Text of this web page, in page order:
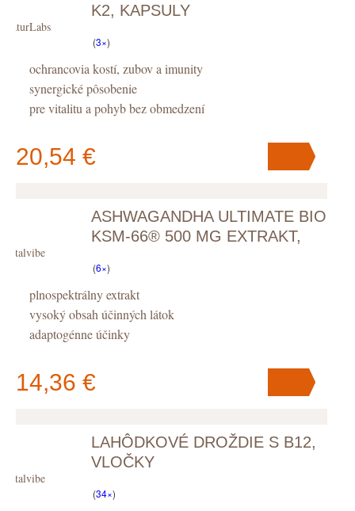
K2, KAPSULY
NaturLabs
(3×)
ochrancovia kostí, zubov a imunity
synergické pôsobenie
pre vitalitu a pohyb bez obmedzení
20,54 €
V košíku máte ks .
ASHWAGANDHA ULTIMATE BIO
KSM-66® 500 MG EXTRAKT,
Vitalvibe
(6×)
plnospektrálny extrakt
vysoký obsah účinných látok
adaptogénne účinky
14,36 €
V košíku máteks.
LAHÔDKOVÉ DROŽDIE S B12,
VLOČKY
Vitalvibe
(34×)